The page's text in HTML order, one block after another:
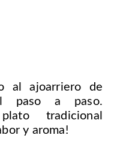
al ajoarriero de
paso a paso.
tradicional
y aroma!